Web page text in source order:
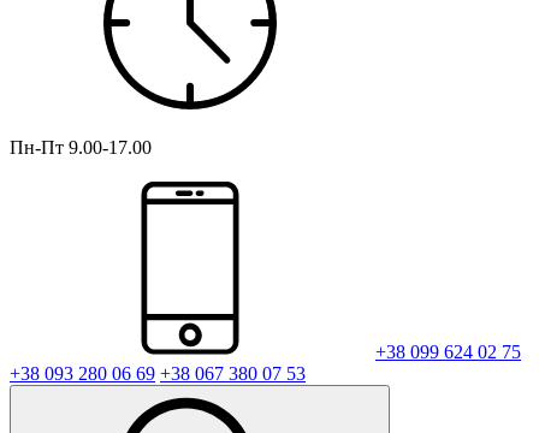
Пн-Пт 9.00-17.00
+38 099 624 02 75
+38 093 280 06 69 +38 067 380 07 53